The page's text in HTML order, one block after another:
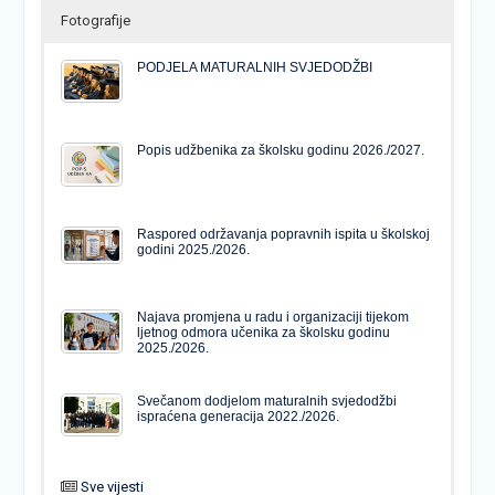
Fotografije
PODJELA MATURALNIH SVJEDODŽBI
Popis udžbenika za školsku godinu 2026./2027.
Raspored održavanja popravnih ispita u školskoj
godini 2025./2026.
Najava promjena u radu i organizaciji tijekom
ljetnog odmora učenika za školsku godinu
2025./2026.
Svečanom dodjelom maturalnih svjedodžbi
ispraćena generacija 2022./2026.
Sve vijesti